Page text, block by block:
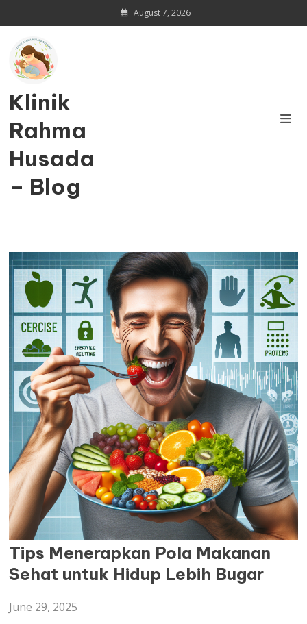
to
content
August 7, 2026
Klinik
Rahma
Husada
– Blog
ARTIKEL
Tips Menerapkan Pola Makanan
Sehat untuk Hidup Lebih Bugar
June 29, 2025